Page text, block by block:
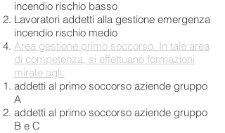
incendio rischio basso
Lavoratori addetti alla gestione emergenza
incendio rischio medio
Area gestione primo soccorso. In tale area
di competenza, si effettuano formazioni
mirate agli:
addetti al primo soccorso aziende gruppo
A
addetti al primo soccorso aziende gruppo
B e C